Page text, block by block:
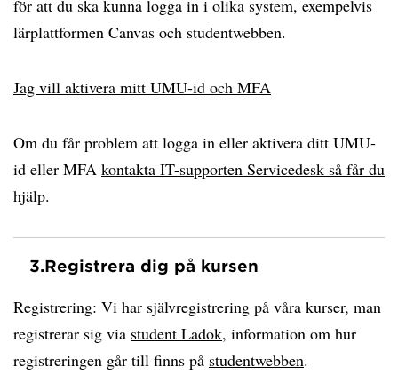
för att du ska kunna logga in i olika system, exempelvis
lärplattformen Canvas och studentwebben.
Jag vill aktivera mitt UMU-id och MFA
Om du får problem att logga in eller aktivera ditt UMU-
id eller MFA kontakta IT-supporten Servicedesk så får du
hjälp.
3.Registrera dig på kursen
Registrering: Vi har självregistrering på våra kurser, man
registrerar sig via student Ladok, information om hur
registreringen går till finns på studentwebben.